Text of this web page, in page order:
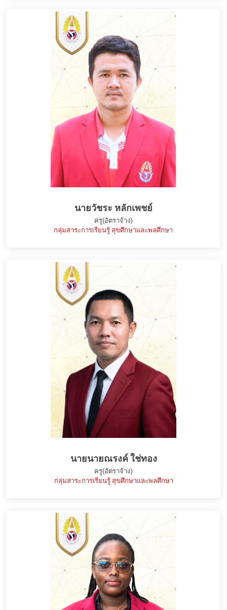
นายวัชระ หลักเพชย์
ครู(อัตราจ้าง)
กลุ่มสาระการเรียนรู้ สุขศึกษาและพลศึกษา
นายนายณรงค์ ใช่ทอง
ครู(อัตราจ้าง)
กลุ่มสาระการเรียนรู้ สุขศึกษาและพลศึกษา